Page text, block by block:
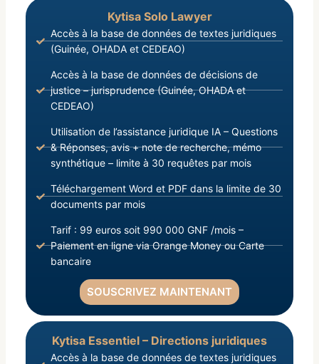
Kytisa Solo Lawyer
Accès à la base de données de textes juridiques
(Guinée, OHADA et CEDEAO)
Accès à la base de données de décisions de
justice – jurisprudence (Guinée, OHADA et
CEDEAO)
Utilisation de l’assistance juridique IA – Questions
& Réponses, avis + note de recherche, mémo
synthétique – limite à 30 requêtes par mois
Téléchargement Word et PDF dans la limite de 30
documents par mois
Tarif : 99 euros soit 990 000 GNF /mois –
Paiement en ligne via Orange Money ou Carte
bancaire
SOUSCRIVEZ MAINTENANT
Kytisa Essentiel – Directions juridiques
Accès à la base de données de textes juridiques